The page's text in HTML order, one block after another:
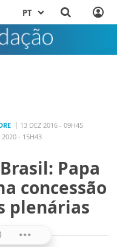
PT
13 DEZ 2016 - 09H45
2020 - 15H43
Papa
concessão
plenárias